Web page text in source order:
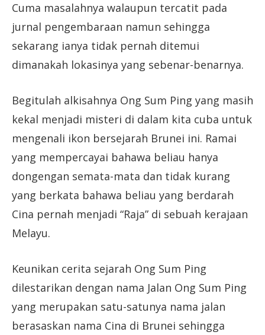
Cuma masalahnya walaupun tercatit pada
jurnal pengembaraan namun sehingga
sekarang ianya tidak pernah ditemui
dimanakah lokasinya yang sebenar-benarnya.
Begitulah alkisahnya Ong Sum Ping yang masih
kekal menjadi misteri di dalam kita cuba untuk
mengenali ikon bersejarah Brunei ini. Ramai
yang mempercayai bahawa beliau hanya
dongengan semata-mata dan tidak kurang
yang berkata bahawa beliau yang berdarah
Cina pernah menjadi “Raja” di sebuah kerajaan
Melayu.
Keunikan cerita sejarah Ong Sum Ping
dilestarikan dengan nama Jalan Ong Sum Ping
yang merupakan satu-satunya nama jalan
berasaskan nama Cina di Brunei sehingga